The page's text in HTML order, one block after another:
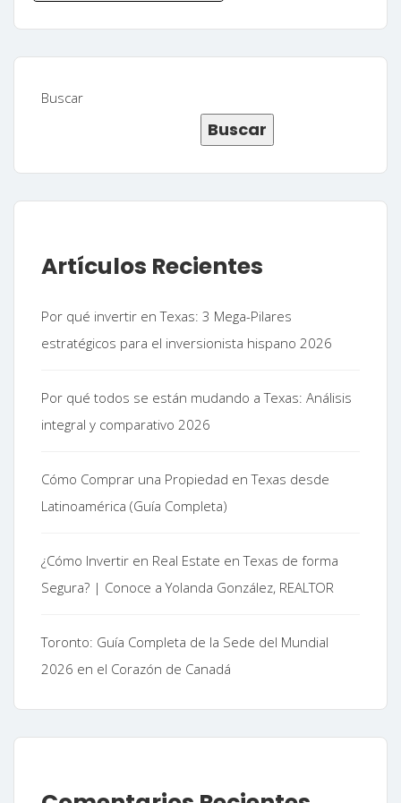
Buscar
Buscar
Artículos Recientes
Por qué invertir en Texas: 3 Mega-Pilares
estratégicos para el inversionista hispano 2026
Por qué todos se están mudando a Texas: Análisis
integral y comparativo 2026
Cómo Comprar una Propiedad en Texas desde
Latinoamérica (Guía Completa)
¿Cómo Invertir en Real Estate en Texas de forma
Segura? | Conoce a Yolanda González, REALTOR
Toronto: Guía Completa de la Sede del Mundial
2026 en el Corazón de Canadá